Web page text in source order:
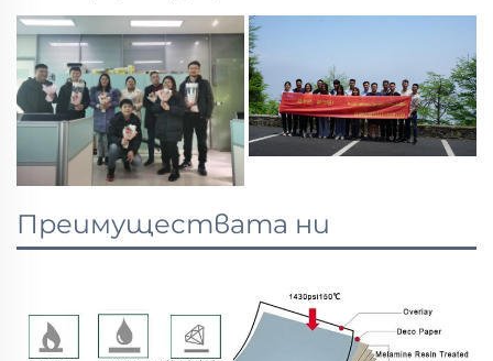
Преимуществата ни